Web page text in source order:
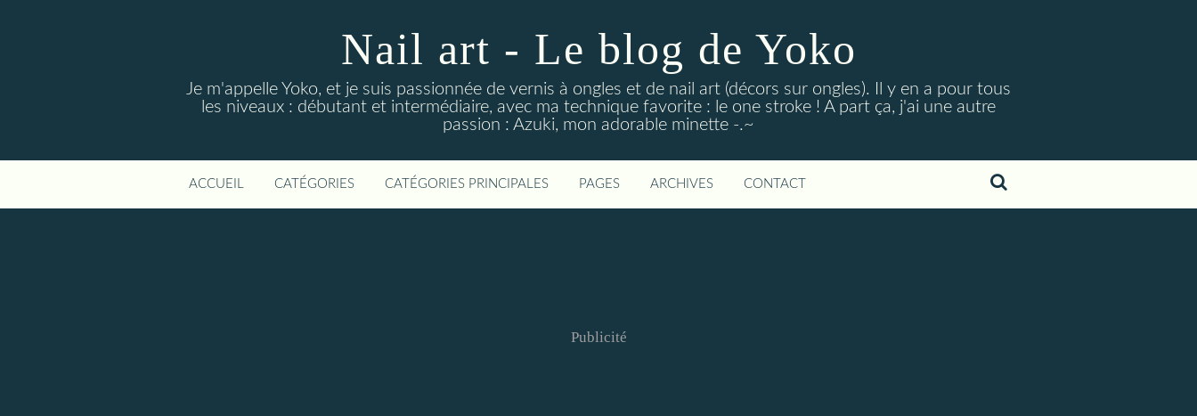
Nail art - Le blog de Yoko
Je m'appelle Yoko, et je suis passionnée de vernis à ongles et de nail art (décors sur ongles). Il y en a pour tous
les niveaux : débutant et intermédiaire, avec ma technique favorite : le one stroke ! A part ça, j'ai une autre
passion : Azuki, mon adorable minette -.~
ACCUEIL CATÉGORIES CATÉGORIES PRINCIPALES PAGES ARCHIVES CONTACT
Publicité